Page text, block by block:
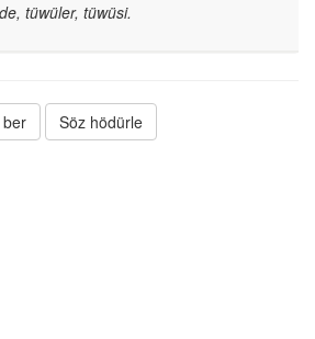
tüwüler, tüwüsi.
Söz hödürle